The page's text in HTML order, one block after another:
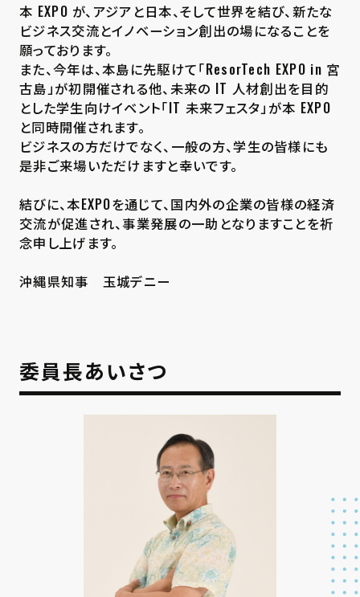
本 EXPO が、アジアと日本、そして世界を結び、新たな
ビジネス交流とイノベーション創出の場になることを
願っております。
また、今年は、本島に先駆けて「ResorTech EXPO in 宮
古島」が初開催される他、未来の IT 人材創出を目的
とした学生向けイベント「IT 未来フェスタ」が本 EXPO
と同時開催されます。
ビジネスの方だけでなく、一般の方、学生の皆様にも
是非ご来場いただけますと幸いです。
結びに、本EXPOを通じて、国内外の企業の皆様の経済
交流が促進され、事業発展の一助となりますことを祈
念申し上げます。
沖縄県知事 玉城デニー
委員長あいさつ